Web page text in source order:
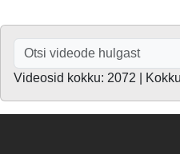
Videosid kokku: 2072 |